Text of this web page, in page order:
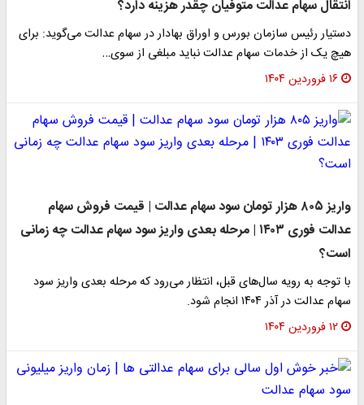
انتقال سهام عدالت متوفیان چقدر هزینه دارد؟
دستیار رئیس سازمان بورس و اوراق بهادار در سهام عدالت می‌گوید: برای
هیچ یک از خدمات سهام عدالت نباید مبلغی از سوی…
۱۶ فروردین ۱۴۰۴
واریز ۸۰۵ هزار تومان سود سهام عدالت | قیمت فروش سهام
عدالت فوری ۱۴۰۳ | مرحله بعدی واریز سود سهام عدالت چه زمانی
است؟
با توجه به رویه سال‌های قبل، انتظار می‌رود که مرحله بعدی واریز سود
سهام عدالت در آذر ۱۴۰۴ انجام شود.
۱۲ فروردین ۱۴۰۴